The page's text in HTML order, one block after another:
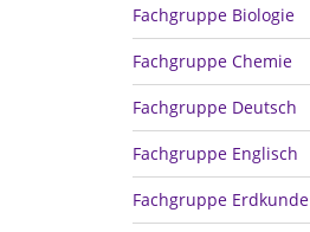
Fachgruppe Biologie
Fachgruppe Chemie
Fachgruppe Deutsch
Fachgruppe Englisch
Fachgruppe Erdkunde